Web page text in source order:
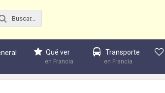
Qué ver
en Francia
Transporte
en Francia